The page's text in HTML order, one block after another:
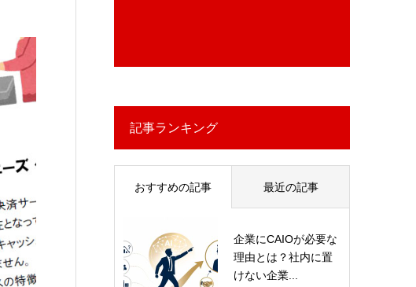
記事ランキング
おすすめの記事 最近の記事
企業にCAIOが必要な
理由とは？社内に置
けない企業...